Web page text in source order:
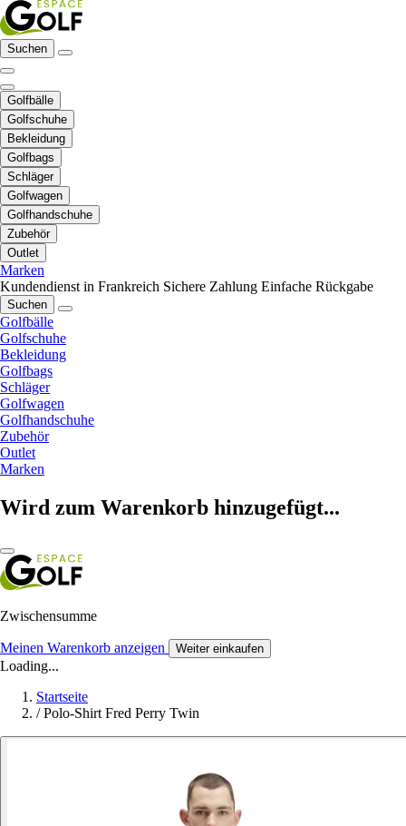
Suchen
Golfbälle
Golfschuhe
Bekleidung
Golfbags
Schläger
Golfwagen
Golfhandschuhe
Zubehör
Outlet
Marken
Kundendienst in Frankreich Sichere Zahlung Einfache Rückgabe
Suchen
Golfbälle
Golfschuhe
Bekleidung
Golfbags
Schläger
Golfwagen
Golfhandschuhe
Zubehör
Outlet
Marken
Wird zum Warenkorb hinzugefügt...
Zwischensumme
Meinen Warenkorb anzeigen Weiter einkaufen
Loading...
Startseite
/ Polo-Shirt Fred Perry Twin